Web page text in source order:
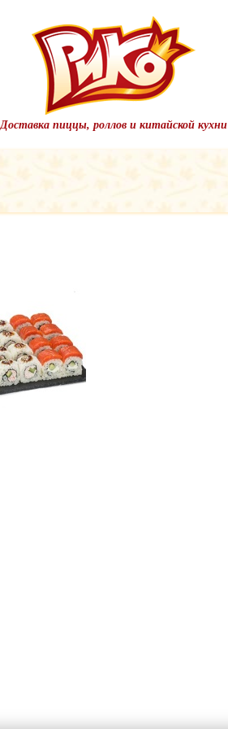
Доставка пиццы, роллов и китайской кухни